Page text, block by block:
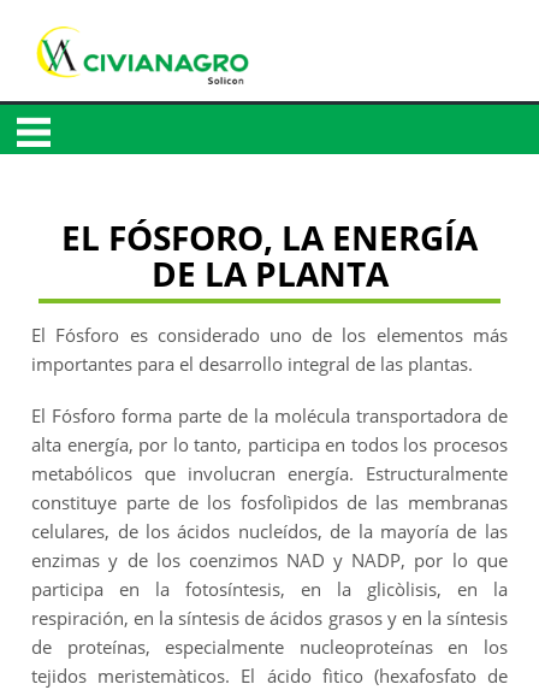
EL FÓSFORO, LA ENERGÍA
DE LA PLANTA
El Fósforo es considerado uno de los elementos más
importantes para el desarrollo integral de las plantas.
El Fósforo forma parte de la molécula transportadora de
alta energía, por lo tanto, participa en todos los procesos
metabólicos que involucran energía. Estructuralmente
constituye parte de los fosfolìpidos de las membranas
celulares, de los ácidos nucleídos, de la mayoría de las
enzimas y de los coenzimos NAD y NADP, por lo que
participa en la fotosíntesis, en la glicòlisis, en la
respiración, en la síntesis de ácidos grasos y en la síntesis
de proteínas, especialmente nucleoproteínas en los
tejidos meristemàticos. El ácido fìtico (hexafosfato de